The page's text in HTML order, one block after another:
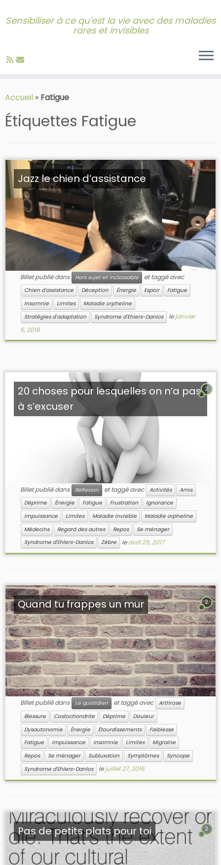
to
Sensibiliser à ce qu'est la vie avec des maladies
rares et invisibles
Accueil » Fatigue
Étiquettes Fatigue
Jazz le chien d’assistance
Billet publié dans Hors sujet et inclassable et taggé avec
Chien d'assistance Déception Énergie Espoir
Fatigue
Insomnie
Limites
Maladie orpheline
Stratégies d'adaptation
Syndrome d'Ehlers-Danlos lejanvier
6, 2018
2
20 choses pour lesquelles on n’a pas
à s’excuser
Billet publié dans Réflexion et taggé avec Activités
Amis
Déprime
Énergie Fatigue Frustration
Ignorance
Impuissance
Limites Maladie invisible
Maladie orpheline
Médecins
Regard des autres Repos
Se ménager
Syndrome d'Ehlers-Danlos
Zèbre leavril 25, 2017
2
Quand tu frappes un mur
Billet publié dans Le quotidien et taggé avec
Arthrose
Blessure
Costochondrite Déprime
Douleur
Dysautonomie
Énergie Étourdissements
Faiblesse
Fatigue
Impuissance Insomnie Limites
Migraine
Repos
Se ménager Subluxation Symptômes
Syncope
Syndrome d'Ehlers-Danlos
lejuillet 27, 2016
2
Pas de petits plats pour toi